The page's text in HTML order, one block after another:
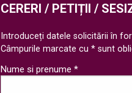
CERERI / PETIȚII /
Introduceți datele solicitării în
Câmpurile marcate cu * sunt
Nume si prenume *